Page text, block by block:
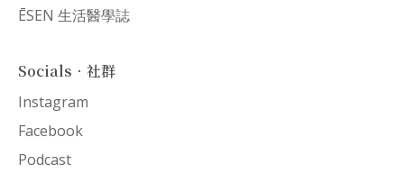
ĒSEN 生活醫學誌
Socials．社群
Instagram
Facebook
Podcast